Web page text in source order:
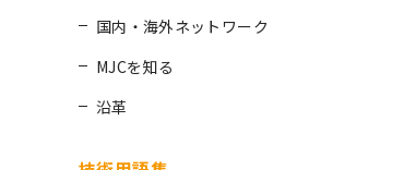
国内・海外ネットワーク
MJCを知る
沿革